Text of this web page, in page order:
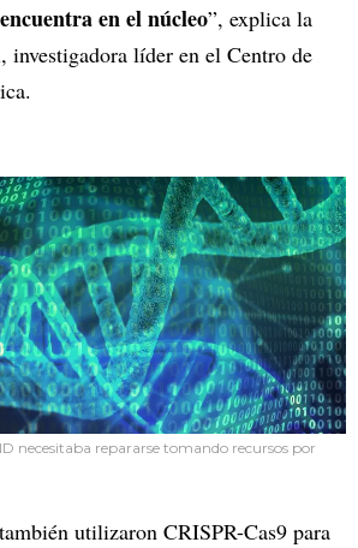
en el núcleo”, explica la
investigadora líder en el Centro de
necesitaba repararse tomando recursos por
utilizaron CRISPR-Cas9 para